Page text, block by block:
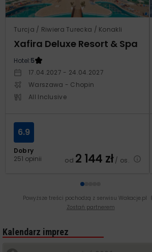
Turcja / Riwiera Turecka / Konakli
Xafira Deluxe Resort & Spa
Hotel:5
17.04.2027 - 24.04.2027
Warszawa - Chopin
All Inclusive
Dobry
251 opinii
6.9
od 2 144 zł/ os.
Powyższe treści pochodzą z serwisu Wakacje.pl
Zostań partnerem
Kalendarz imprez